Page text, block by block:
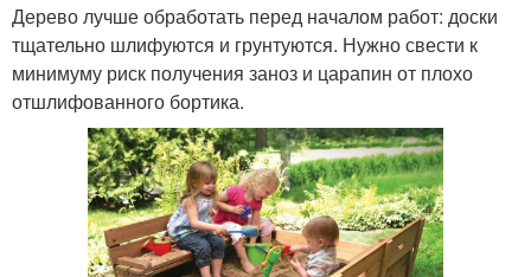
Дерево лучше обработать перед началом работ: доски
тщательно шлифуются и грунтуются. Нужно свести к
минимуму риск получения заноз и царапин от плохо
отшлифованного бортика.